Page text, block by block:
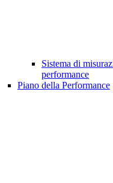
Sistema di
performance
Piano della Performance